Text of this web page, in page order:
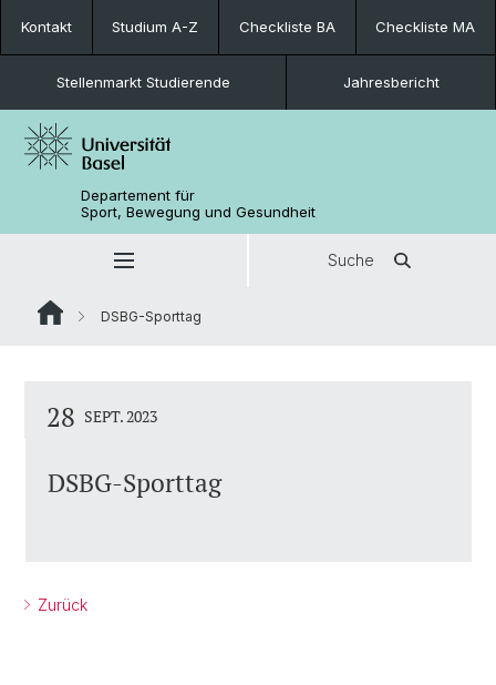
Kontakt Studium A-Z Checkliste BA Checkliste MA
Stellenmarkt Studierende Jahresbericht
Departement für
Sport, Bewegung und Gesundheit
Suche
DSBG-Sporttag
28 SEPT. 2023
DSBG-Sporttag
Zurück